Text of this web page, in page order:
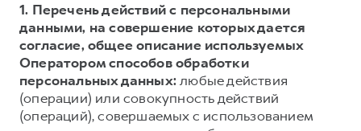
1. Перечень действий с персональными
данными, на совершение которых дается
согласие, общее описание используемых
Оператором способов обработки
персональных данных:любые действия
(операции) или совокупность действий
(операций), совершаемых с использованием